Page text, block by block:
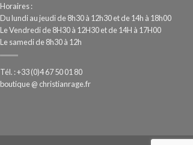
Horaires :
Du lundi au jeudi de 8h30 à 12h30 et de 14h à 18h00
Le Vendredi de 8H30 à 12H30 et de 14H à 17H00
Le samedi de 8h30 à 12h
Tél. : +33 (0)4 67 50 01 80
boutique @ christianrage.fr